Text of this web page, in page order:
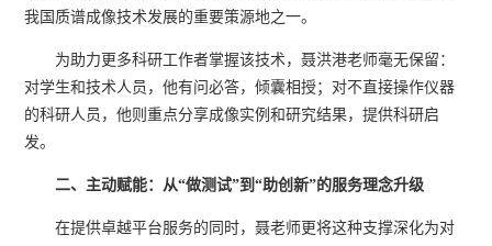
我国质谱成像技术发展的重要策源地之一。
为助力更多科研工作者掌握该技术，聂洪港老师毫无保留：
对学生和技术人员，他有问必答，倾囊相授；对不直接操作仪器
的科研人员，他则重点分享成像实例和研究结果，提供科研启
发。
二、主动赋能：从“做测试”到“助创新”的服务理念升级
在提供卓越平台服务的同时，聂老师更将这种支撑深化为对